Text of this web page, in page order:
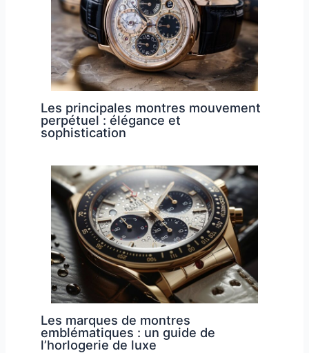
Les principales montres mouvement
perpétuel : élégance et
sophistication
Les marques de montres
emblématiques : un guide de
l’horlogerie de luxe